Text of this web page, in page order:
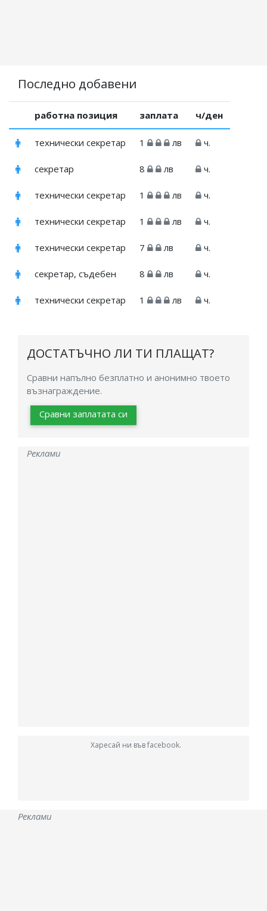
Последно добавени
работна позиция заплата ч/ден
технически секретар 1 лв ч.
секретар 8 лв ч.
технически секретар 1 лв ч.
технически секретар 1 лв ч.
технически секретар 7 лв ч.
секретар, съдебен 8 лв ч.
технически секретар 1 лв ч.
ДОСТАТЪЧНО ЛИ ТИ ПЛАЩАТ?
Сравни напълно безплатно и анонимно твоето
възнаграждение.
Сравни заплатата си
Реклами
Харесай ни във facebook.
Реклами